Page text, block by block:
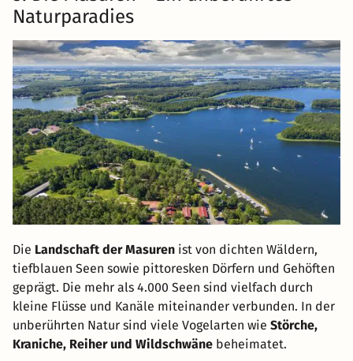
Naturparadies
Die Landschaft der Masuren ist von dichten Wäldern,
tiefblauen Seen sowie pittoresken Dörfern und Gehöften
geprägt. Die mehr als 4.000 Seen sind vielfach durch
kleine Flüsse und Kanäle miteinander verbunden. In der
unberührten Natur sind viele Vogelarten wie Störche,
Kraniche, Reiher und Wildschwäne beheimatet.